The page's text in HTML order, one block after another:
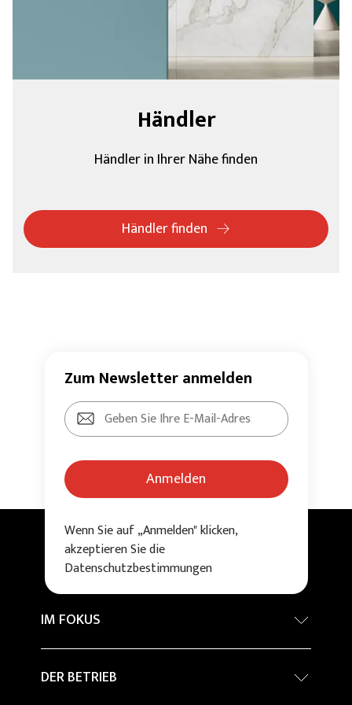
Händler
Händler in Ihrer Nähe finden
Händler finden
Zum Newsletter anmelden
Anmelden
Wenn Sie auf „Anmelden" klicken,
akzeptieren Sie die
Datenschutzbestimmungen
IM FOKUS
Grand Prix
DER BETRIEB